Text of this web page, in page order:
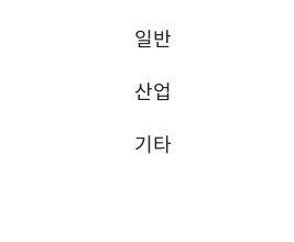
일반
산업
기타